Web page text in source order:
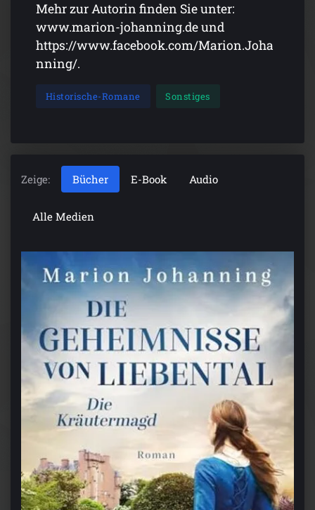
Mehr zur Autorin finden Sie unter:
www.marion-johanning.de und
https://www.facebook.com/Marion.Joha
nning/.
Historische-Romane Sonstiges
Zeige: Bücher E-Book Audio
Alle Medien